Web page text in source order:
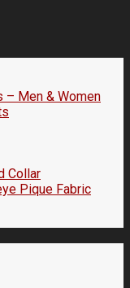
– Men & Women
Collar
Pique Fabric